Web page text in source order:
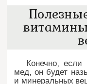
Конечно, если
мед, он будет
и минеральных